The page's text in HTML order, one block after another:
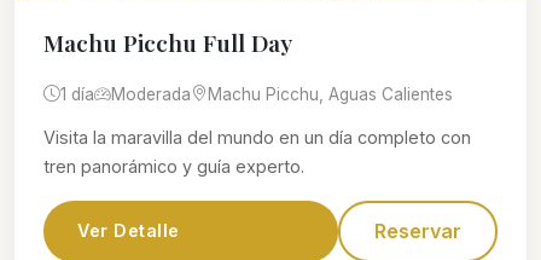
Machu Picchu Full Day
1 día Moderada Machu Picchu, Aguas Calientes
Visita la maravilla del mundo en un día completo con
tren panorámico y guía experto.
Ver Detalle Reservar